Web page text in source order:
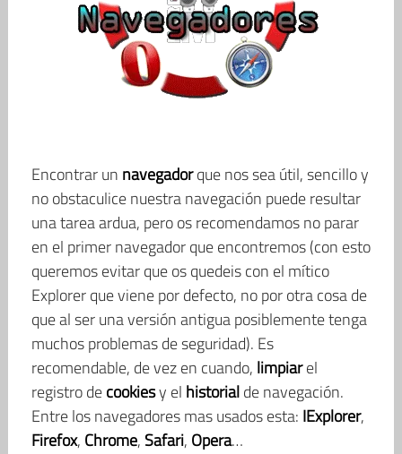
Encontrar un navegadorque nos sea útil, sencillo y
no obstaculice nuestra navegación puede resultar
una tarea ardua, pero os recomendamos no parar
en el primer navegador que encontremos (con esto
queremos evitar que os quedeis con el mítico
Explorer que viene por defecto, no por otra cosa de
que al ser una versión antigua posiblemente tenga
muchos problemas de seguridad). Es
recomendable, de vez en cuando, limpiarel
registro decookiesy el historialde navegación.
Entre los navegadores mas usados esta: IExplorer,
Firefox, Chrome, Safari, Opera…